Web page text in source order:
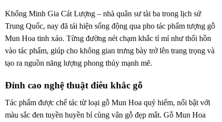
Khổng Minh Gia Cát Lượng – nhà quân sư tài ba trong lịch sử
Trung Quốc, nay đã tái hiện sống động qua pho tác phẩm tượng gỗ
Mun Hoa tinh xảo. Từng đường nét chạm khắc tỉ mỉ như thổi hồn
vào tác phẩm, giúp cho không gian trưng bày trở lên trang trọng và
tạo ra nguồn năng lượng phong thủy mạnh mẽ.
Đỉnh cao nghệ thuật điêu khắc gỗ
Tác phẩm được chế tác từ loại gỗ Mun Hoa quý hiếm, nổi bật với
màu sắc đen tuyền huyền bí cùng vân gỗ đẹp mắt. Gỗ Mun Hoa